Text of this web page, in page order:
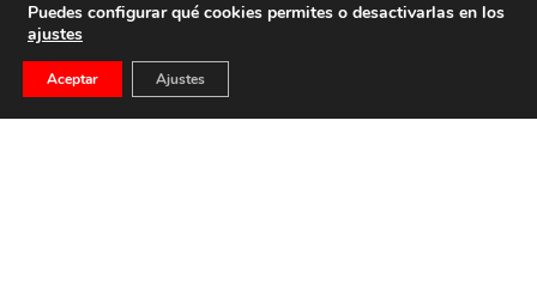
Puedes configurar qué cookies permites o desactivarlas en los
ajustes
Aceptar Ajustes